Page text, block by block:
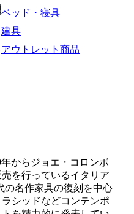
ベッド・寝具
建具
アウトレット商品
からジョエ・コロンボ
を行っているイタリア
の名作家具の復刻を中心
シッドなどコンテンポ